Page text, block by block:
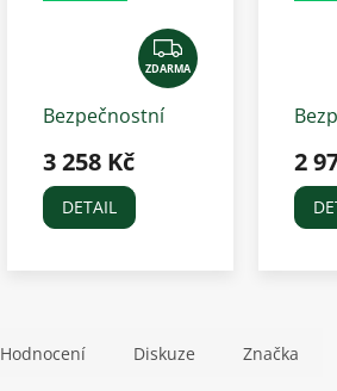
Z
D
ZDARMA
Bezpečnostní
MAX - dospělá
3 258 Kč
DETAIL
MAX
2
Hodnocení Diskuze Značka